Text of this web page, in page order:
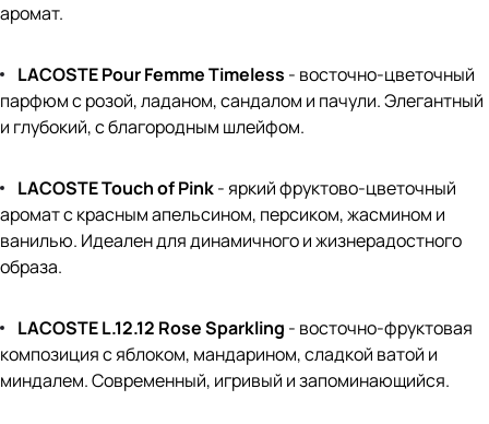
аромат.
LACOSTE Pour Femme Timeless - восточно-цветочный
парфюм с розой, ладаном, сандалом и пачули. Элегантный
и глубокий, с благородным шлейфом.
LACOSTE Touch of Pink- яркий фруктово-цветочный
аромат с красным апельсином, персиком, жасмином и
ванилью. Идеален для динамичного и жизнерадостного
образа.
LACOSTE L.12.12 Rose Sparkling - восточно-фруктовая
композиция с яблоком, мандарином, сладкой ватой и
миндалем. Современный, игривый и запоминающийся.